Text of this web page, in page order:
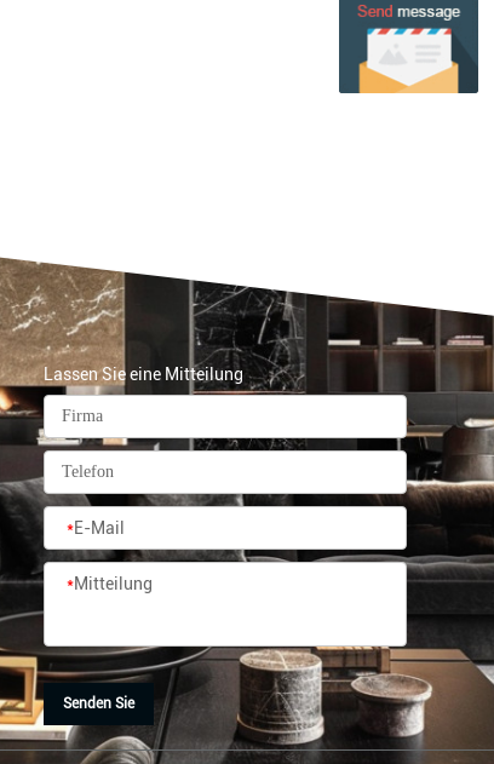
Lassen Sie eine Mitteilung
*E-Mail
*Mitteilung
Senden Sie